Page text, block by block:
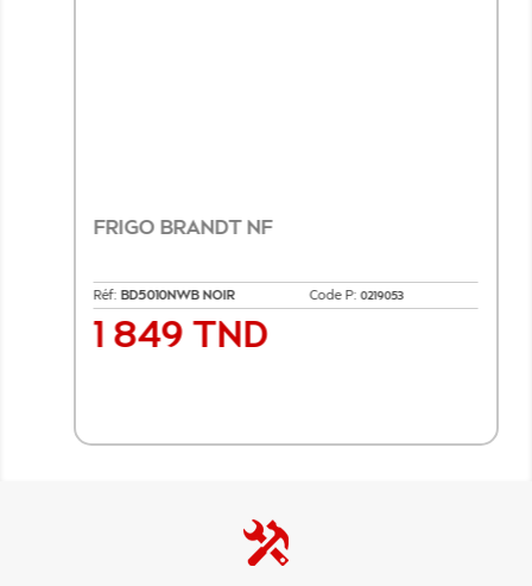
FRIGO BRANDT NF
Réf:BD5010NWB NOIR Code P:0219053
Prix
1 849 TND